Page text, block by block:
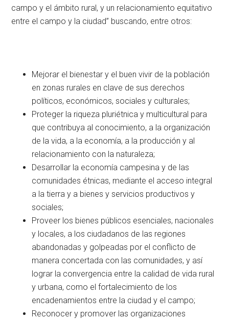
campo y el ámbito rural, y un relacionamiento equitativo
entre el campo y la ciudad” buscando, entre otros:
Mejorar el bienestar y el buen vivir de la población
en zonas rurales en clave de sus derechos
políticos, económicos, sociales y culturales;
Proteger la riqueza pluriétnica y multicultural para
que contribuya al conocimiento, a la organización
de la vida, a la economía, a la producción y al
relacionamiento con la naturaleza;
Desarrollar la economía campesina y de las
comunidades étnicas, mediante el acceso integral
a la tierra y a bienes y servicios productivos y
sociales;
Proveer los bienes públicos esenciales, nacionales
y locales, a los ciudadanos de las regiones
abandonadas y golpeadas por el conflicto de
manera concertada con las comunidades, y así
lograr la convergencia entre la calidad de vida rural
y urbana, como el fortalecimiento de los
encadenamientos entre la ciudad y el campo;
Reconocer y promover las organizaciones